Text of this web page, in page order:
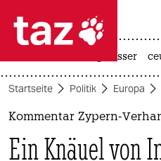
 taz
taz zahl ich
niedrigwasser
Startseite Politik Europa
Kommentar Zypern-
Ein Knäuel von